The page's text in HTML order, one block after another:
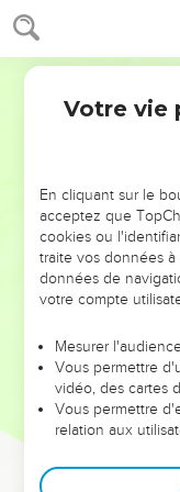
NE
ET SI LEURS
leur foi ou leur
et les saisons
sont
Dans cette
clés pour avancer
Votre vie
En cliquant sur le
acceptez que
cookies ou
traite vos données
données de
votre compte
Mesurer
Vous permettre
vidéo, des cartes
Vous permettre
relation aux